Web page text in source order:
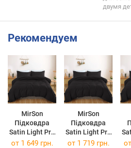
двумя
Рекомендуем
MirSon
Підковдра
Satin Light Pro
10-006 Black
MirSon
Підковдра
Satin Light Pro
10-006 Black
от 1 649 грн. от 1 719 грн. от